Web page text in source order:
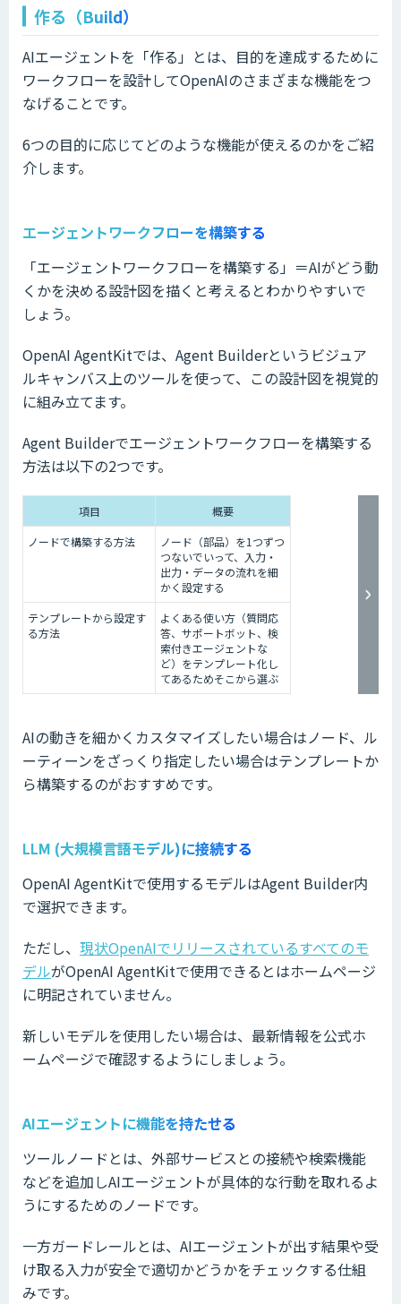
作る（Build）
AIエージェントを「作る」とは、目的を達成するために
ワークフローを設計してOpenAIのさまざまな機能をつ
なげることです。
6つの目的に応じてどのような機能が使えるのかをご紹
介します。
エージェントワークフローを構築する
「エージェントワークフローを構築する」＝AIがどう動
くかを決める設計図を描くと考えるとわかりやすいで
しょう。
OpenAI AgentKitでは、Agent Builderというビジュア
ルキャンバス上のツールを使って、この設計図を視覚的
に組み立てます。
Agent Builderでエージェントワークフローを構築する
方法は以下の2つです。
項目
概要
ノードで構築する方法
ノード（部品）を1つずつ
つないでいって、入力・
出力・データの流れを細
かく設定する
テンプレートから設定す
る方法
よくある使い方（質問応
答、サポートボット、検
索付きエージェントな
ど）をテンプレート化し
てあるためそこから選ぶ
AIの動きを細かくカスタマイズしたい場合はノード、ル
ーティーンをざっくり指定したい場合はテンプレートか
ら構築するのがおすすめです。
LLM (大規模言語モデル)に接続する
OpenAI AgentKitで使用するモデルはAgent Builder内
で選択できます。
ただし、 現状OpenAIでリリースされているすべてのモ
デルがOpenAI AgentKitで使用できるとはホームページ
に明記されていません。
新しいモデルを使用したい場合は、最新情報を公式ホ
ームページで確認するようにしましょう。
AIエージェントに機能を持たせる
ツールノードとは、外部サービスとの接続や検索機能
などを追加しAIエージェントが具体的な行動を取れるよ
うにするためのノードです。
一方ガードレールとは、AIエージェントが出す結果や受
け取る入力が安全で適切かどうかをチェックする仕組
みです。